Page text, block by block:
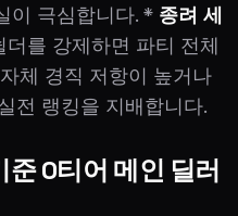
이 극심합니다. * 종려 세
를 강제하면 파티 전체
체 경직 저항이 높거나
전 랭킹을 지배합니다.
준 0티어 메인 딜러